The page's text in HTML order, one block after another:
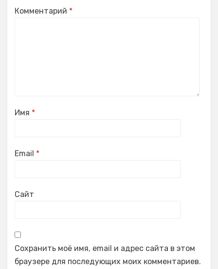
Комментарий *
Имя *
Email *
Сайт
Сохранить моё имя, email и адрес сайта в этом
браузере для последующих моих комментариев.